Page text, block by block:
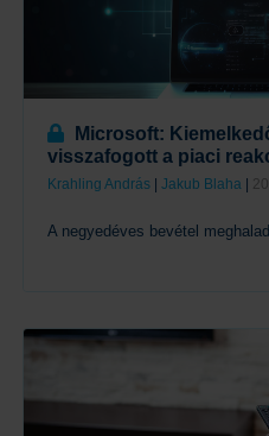
Microsoft:
visszafogott a piaci
Krahling András | Jakub Blaha |
A negyedéves bevétel